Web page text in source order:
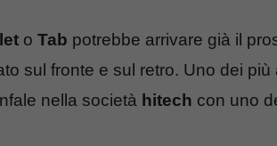
o Tab potrebbe arrivare già il
sul fronte e sul retro. Uno dei più
nella società hitech con uno